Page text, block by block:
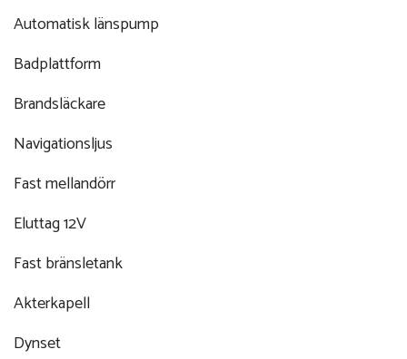
Automatisk länspump
Badplattform
Brandsläckare
Navigationsljus
Fast mellandörr
Eluttag 12V
Fast bränsletank
Akterkapell
Dynset